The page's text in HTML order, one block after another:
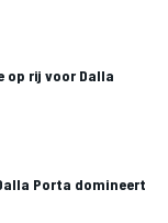
op rij voor Dalla
Porta domineert